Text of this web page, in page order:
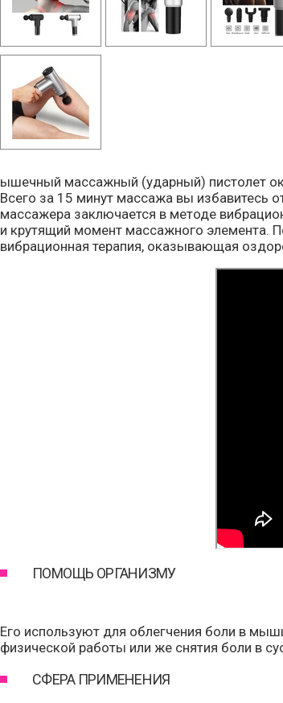
ышечный массажный (ударный) пистолет
Всего за 15 минут массажа вы избавитесь
массажера заключается в методе
и крутящий момент массажного элемента.
вибрационная терапия, оказывающая
ПОМОЩЬ ОРГАНИЗМУ
Его используют для облегчения боли в
физической работы или же снятия боли в
СФЕРА ПРИМЕНЕНИЯ